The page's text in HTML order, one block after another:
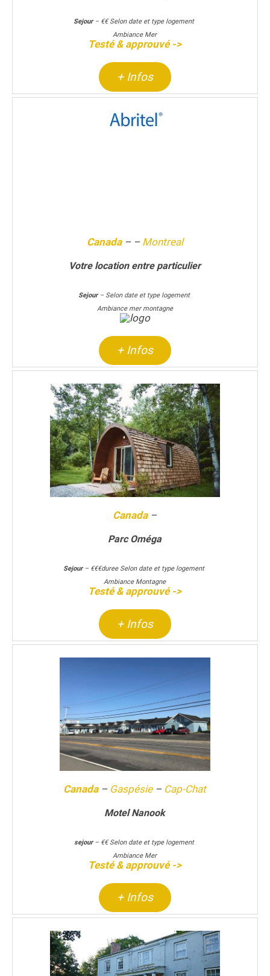
Sejour– €€ Selon date et type logement
Ambiance Mer
Testé & approuvé ->
+ Infos
Canada– – Montreal
Votre location entre particulier
Sejour– Selon date et type logement
Ambiance mer montagne
+ Infos
Canada–
Parc Oméga
Sejour– €€€duree Selon date et type logement
Ambiance Montagne
Testé & approuvé ->
+ Infos
Canada– Gaspésie– Cap-Chat
Motel Nanook
sejour– €€ Selon date et type logement
Ambiance Mer
Testé & approuvé ->
+ Infos